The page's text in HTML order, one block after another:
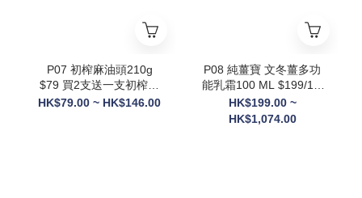
杯 x1 +限量Scott限定吊
P07 初榨麻油頭210g
$79 買2支送一支初榨麻
油50g
HK$79.00 ~ HK$146.00
P08 純薑寶 文冬薑多功
能乳霜100 ML $199/1 2
件以上: $189/1 3件以
上:$179/1
HK$199.00 ~
HK$1,074.00